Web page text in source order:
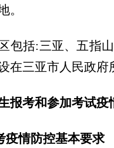
。
包括:三亚、五指
在三亚市人民政府
报考和参加考试疫
疫情防控基本要求